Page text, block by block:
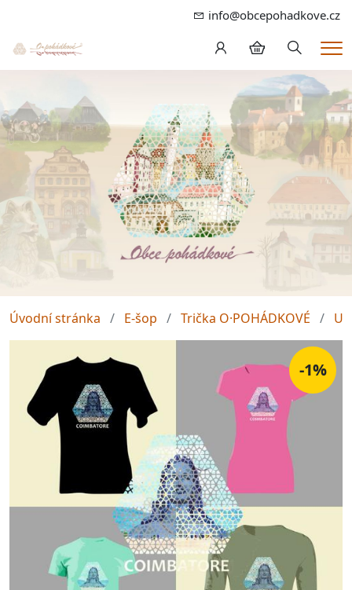
info@obcepohadkove.cz
Hledání
Úvodní stránka E-šop Trička O·POHÁDKOVÉ
-1%